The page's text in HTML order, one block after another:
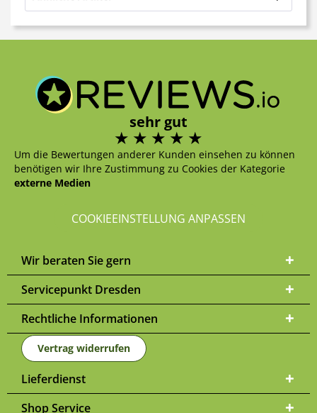
sehr gut
Um die Bewertungen anderer Kunden einsehen zu können
benötigen wir Ihre Zustimmung zu Cookies der Kategorie
externe Medien
COOKIEEINSTELLUNG ANPASSEN
Wir beraten Sie gern
Servicepunkt Dresden
Rechtliche Informationen
Vertrag widerrufen
Lieferdienst
Shop Service